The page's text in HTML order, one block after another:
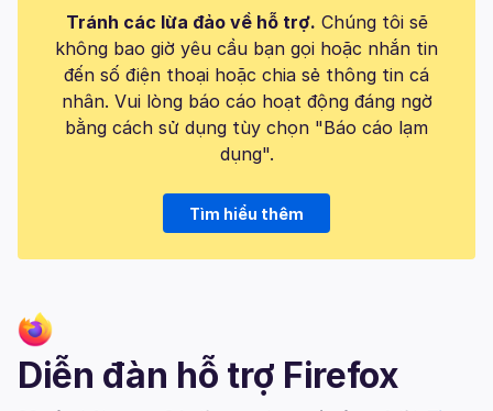
Tránh các lừa đảo về hỗ trợ. Chúng tôi sẽ
không bao giờ yêu cầu bạn gọi hoặc nhắn tin
đến số điện thoại hoặc chia sẻ thông tin cá
nhân. Vui lòng báo cáo hoạt động đáng ngờ
bằng cách sử dụng tùy chọn "Báo cáo lạm
dụng".
Tìm hiểu thêm
Diễn đàn hỗ trợ Firefox